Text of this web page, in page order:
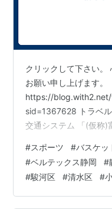
クリックして下さい。
お願い申し上げます。
https://
sid=1367628 トラベ
交通システム 「(仮称)
https://
3.html 日刊スポーツ電
駅や浜松駅周辺に 外資
観光客の倍増の 可能
#スポーツ #バスケッ
#ベルテックス静岡 #
#駿河区 #清水区 #